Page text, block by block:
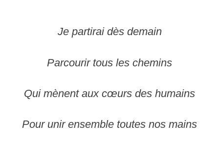
Je partirai dès demain
Parcourir tous les chemins
Qui mènent aux cœurs des humains
Pour unir ensemble toutes nos mains